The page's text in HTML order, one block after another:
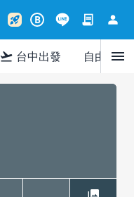
rocket_launch B contract person
flight_takeoff 台中出發 自由行menu